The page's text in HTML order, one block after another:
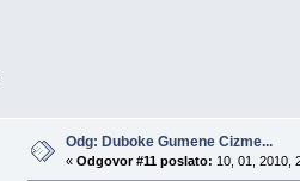
Odg: Duboke Gumene Cizme...
« Odgovor #11 poslato: 10, 01, 2010,